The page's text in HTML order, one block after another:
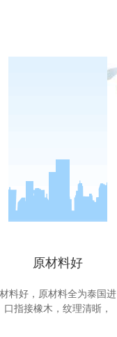
原材料好
材料好，原材料全为泰国进
口指接橡木，纹理清晣，